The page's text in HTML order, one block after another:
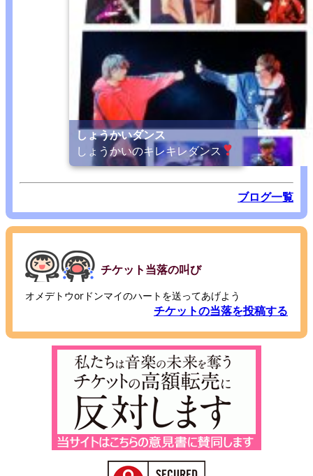
しょうかいダンス
しょうかいのキレキレダンス
ブログ一覧
チケット当落の叫び
オメデトウorドンマイのハートを送ってあげよう
チケットの当落を投稿する